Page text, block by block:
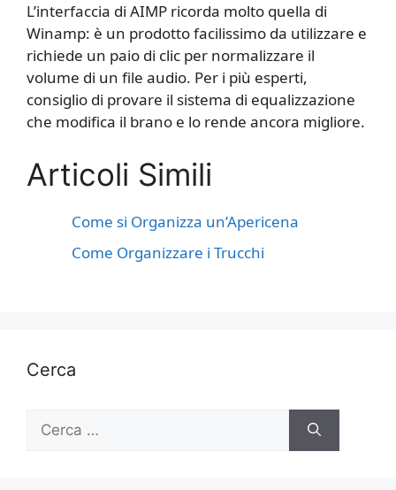
L’interfaccia di AIMP ricorda molto quella di
Winamp: è un prodotto facilissimo da utilizzare e
richiede un paio di clic per normalizzare il
volume di un file audio. Per i più esperti,
consiglio di provare il sistema di equalizzazione
che modifica il brano e lo rende ancora migliore.
Articoli Simili
Come si Organizza un’Apericena
Come Organizzare i Trucchi
Cerca
Ricerca